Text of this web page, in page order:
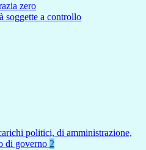
zero
soggette a controllo
politici, di amministrazione,
di governo 2